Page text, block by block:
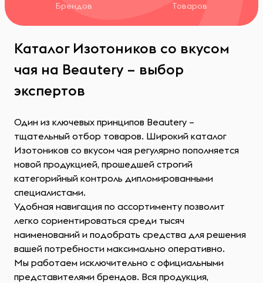
Брендов Товаров
Каталог Изотоников со вкусом
чая на Beautery – выбор
экспертов
Один из ключевых принципов Beautery –
тщательный отбор товаров. Широкий каталог
Изотоников со вкусом чая регулярно пополняется
новой продукцией, прошедшей строгий
категорийный контроль дипломированными
специалистами.
Удобная навигация по ассортименту позволит
легко сориентироваться среди тысяч
наименований и подобрать средства для решения
вашей потребности максимально оперативно.
Мы работаем исключительно с официальными
представителями брендов. Вся продукция,